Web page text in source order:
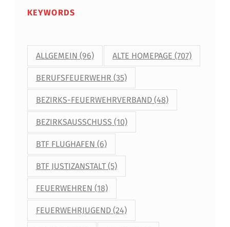
KEYWORDS
ALLGEMEIN (96) ALTE HOMEPAGE (707)
BERUFSFEUERWEHR (35)
BEZIRKS-FEUERWEHRVERBAND(48)
BEZIRKSAUSSCHUSS (10)
BTF FLUGHAFEN (6)
BTF JUSTIZANSTALT(5)
FEUERWEHREN (18)
FEUERWEHRJUGEND(24)